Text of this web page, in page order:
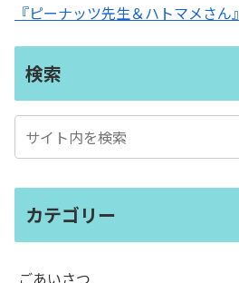
『ピーナッツ先生＆ハトマメさん』
検索
カテゴリー
ごあいさつ